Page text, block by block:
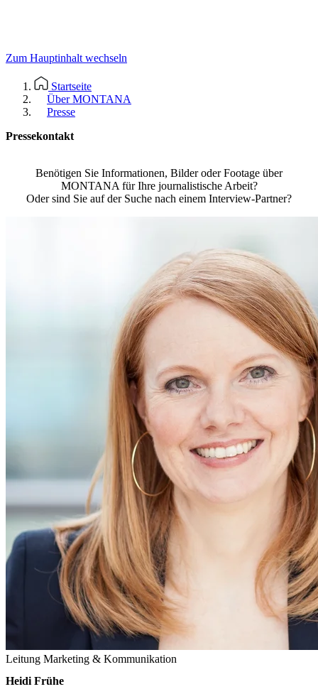
Zum Hauptinhalt wechseln
Startseite
Über MONTANA
Presse
Pressekontakt
Benötigen Sie Informationen, Bilder oder Footage über
MONTANA für Ihre journalistische Arbeit?
Oder sind Sie auf der Suche nach einem Interview-Partner?
Leitung Marketing & Kommunikation
Heidi Frühe